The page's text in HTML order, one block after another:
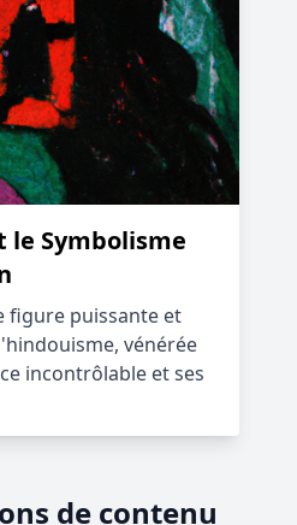
le Symbolisme
figure puissante et
vénérée
incontrôlable et ses
de contenu